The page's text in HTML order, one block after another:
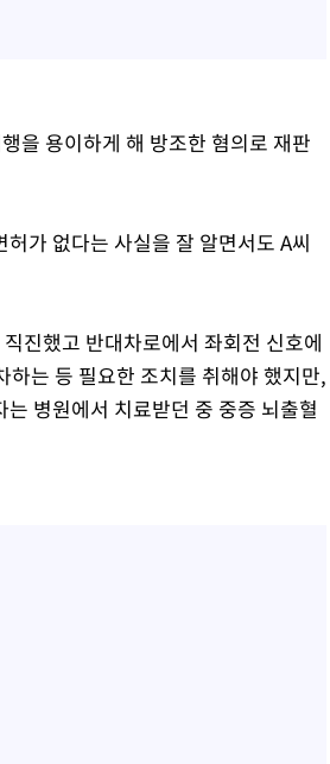
을 용이하게 해 방조한 혐의로 재판
가 없다는 사실을 잘 알면서도 A씨
진했고 반대차로에서 좌회전 신호에
는 등 필요한 조치를 취해야 했지만,
병원에서 치료받던 중 중증 뇌출혈